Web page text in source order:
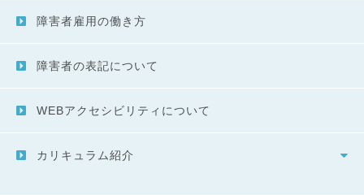
障害者雇用の働き方
障害者の表記について
WEBアクセシビリティについて
カリキュラム紹介